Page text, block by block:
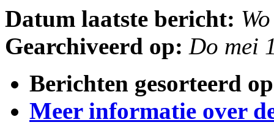
Datum laatste bericht:
Gearchiveerd op: Do mei
Berichten gesorteerd
Meer informatie over